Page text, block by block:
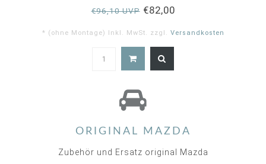
€96,10 UVP€82,00
* (ohne Montage) Inkl. MwSt. zzgl. Versandkosten
ORIGINAL MAZDA
Zubehör und Ersatz original Mazda